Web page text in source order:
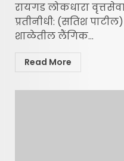
रायगड लोकधारा
प्रतीनीधी: (सतिश
शाळेतील लैंगिक...
Read More